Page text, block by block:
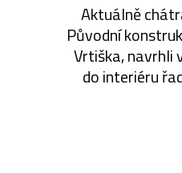
Aktuálně
Původní
Vrtiška, navrhli
do interiéru